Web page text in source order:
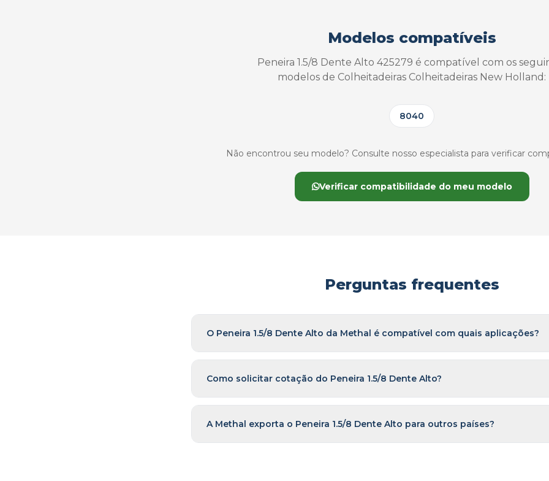
Modelos compatíveis
Peneira 1.5/8 Dente Alto 425279 é compatível com os
modelos de Colheitadeiras Colheitadeiras New Holland:
8040
Não encontrou seu modelo? Consulte nosso especialista para verificar
Verificar compatibilidade do meu modelo
Perguntas frequentes
O Peneira 1.5/8 Dente Alto da Methal é compatível com quais aplicações?
Como solicitar cotação do Peneira 1.5/8 Dente Alto?
A Methal exporta o Peneira 1.5/8 Dente Alto para outros países?